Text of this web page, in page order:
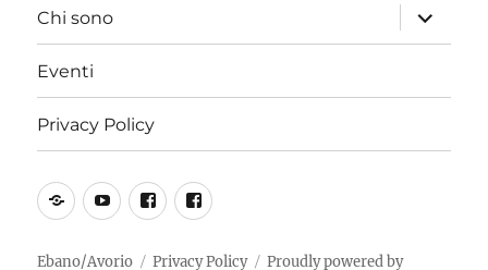
Chi sono
apri
i
menu
Eventi
Privacy Policy
SoundCloud
YouTubeIncoscienti
Jones
PiOCC
Ebano/Avorio Privacy Policy Proudly powered by